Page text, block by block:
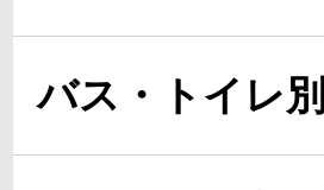
バス・トイレ別